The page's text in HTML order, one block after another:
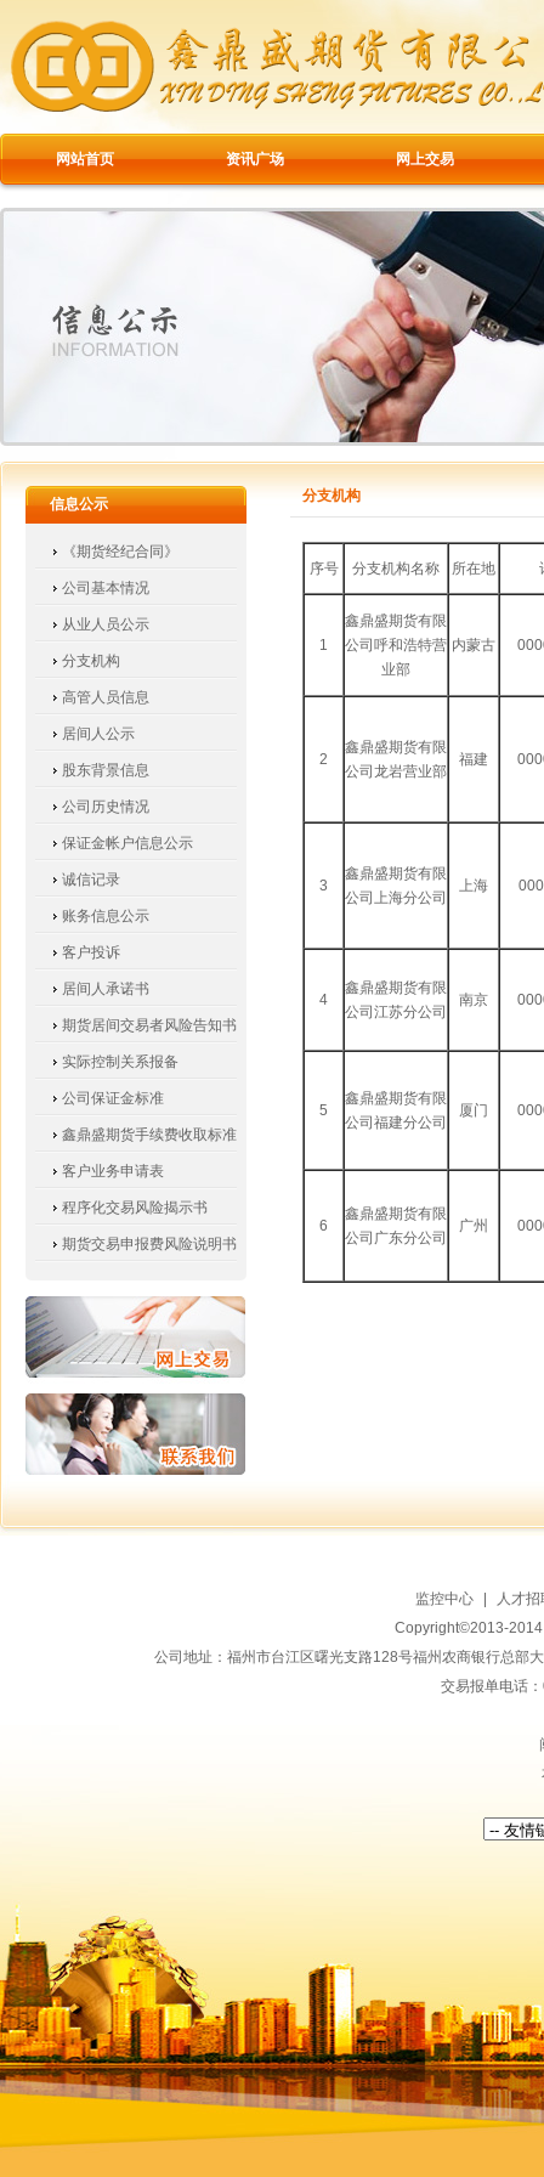
网站首页 资讯广场 网上交易
信息公示
《期货经纪合同》
公司基本情况
从业人员公示
分支机构
高管人员信息
居间人公示
股东背景信息
公司历史情况
保证金帐户信息公示
诚信记录
账务信息公示
客户投诉
居间人承诺书
期货居间交易者风险告知书
实际控制关系报备
公司保证金标准
鑫鼎盛期货手续费收取标准
客户业务申请表
程序化交易风险揭示书
期货交易申报费风险说明书
分支机构
序号 分支机构名称 所在地
1
鑫鼎盛期货有限
公司呼和浩特营
业部
内蒙古
2
鑫鼎盛期货有限
公司龙岩营业部
福建
3
鑫鼎盛期货有限
公司上海分公司
上海
4
鑫鼎盛期货有限
公司江苏分公司
南京
5
鑫鼎盛期货有限
公司福建分公司
厦门
6
鑫鼎盛期货有限
公司广东分公司
广州
监控中心
人才招
Copyright©2013-
公司地址：福州市台江区曙光支路128号福州农商银行总
交易报单电话